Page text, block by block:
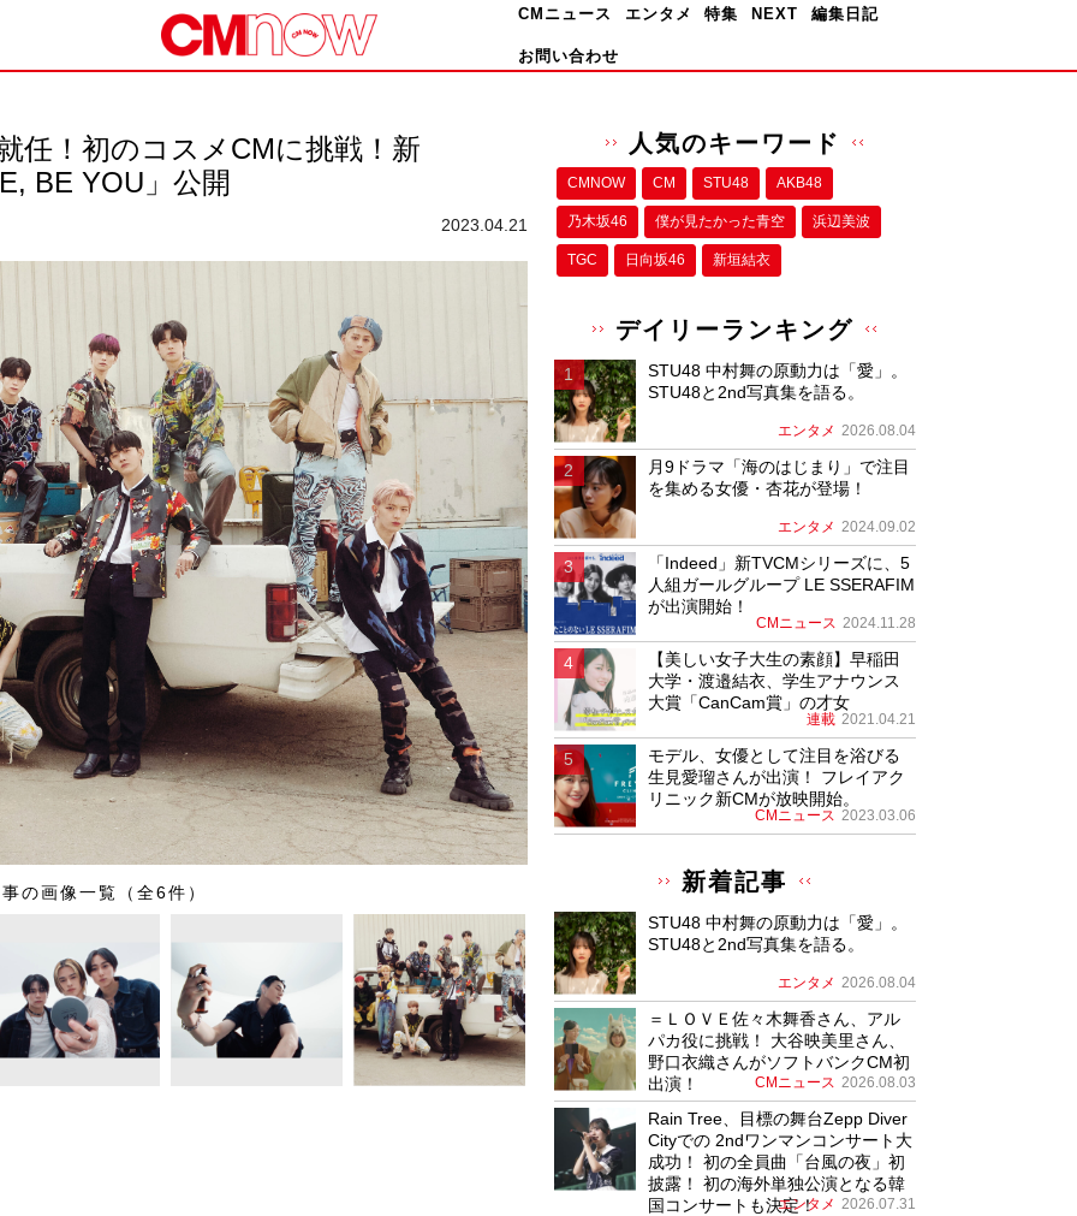
CMニュース エンタメ 特集 NEXT 編集日記
お問い合わせ
任！初のコスメCMに挑戦！新
BE YOU」公開
2023.04.21
の画像一覧（全6件）
人気のキーワード
CMNOW CM STU48 AKB48
乃木坂46 僕が⾒たかった⻘空 浜辺美波
TGC 日向坂46 新垣結衣
デイリーランキング
STU48 中村舞の原動力は「愛」。
STU48と2nd写真集を語る。
エンタメ 2026.08.04
月9ドラマ「海のはじまり」で注目
を集める女優・杏花が登場！
エンタメ 2024.09.02
「Indeed」新TVCMシリーズに、5
人組ガールグループ LE SSERAFIM
が出演開始！
CMニュース 2024.11.28
【美しい女子大生の素顔】早稲田
大学・渡邉結衣、学生アナウンス
大賞「CanCam賞」の才女
連載 2021.04.21
モデル、女優として注目を浴びる
生見愛瑠さんが出演！ フレイアク
リニック新CMが放映開始。
CMニュース 2023.03.06
新着記事
STU48 中村舞の原動力は「愛」。
STU48と2nd写真集を語る。
エンタメ 2026.08.04
＝ＬＯＶＥ佐々木舞香さん、アル
パカ役に挑戦！ 大谷映美里さん、
野口衣織さんがソフトバンクCM初
出演！
CMニュース 2026.08.03
Rain Tree、目標の舞台Zepp Diver
Cityでの 2ndワンマンコンサート大
成功！ 初の全員曲「台風の夜」初
披露！ 初の海外単独公演となる韓
国コンサートも決定！
エンタメ 2026.07.31